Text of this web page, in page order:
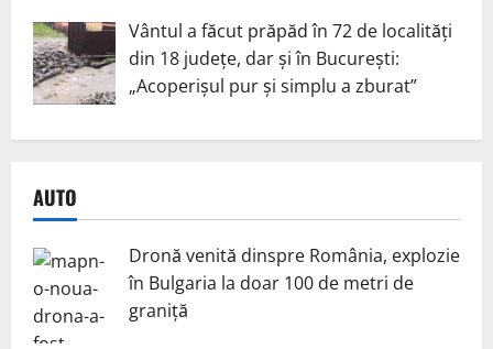
Vântul a făcut prăpăd în 72 de localități
din 18 județe, dar și în București:
„Acoperișul pur și simplu a zburat”
AUTO
Dronă venită dinspre România, explozie
în Bulgaria la doar 100 de metri de
graniță